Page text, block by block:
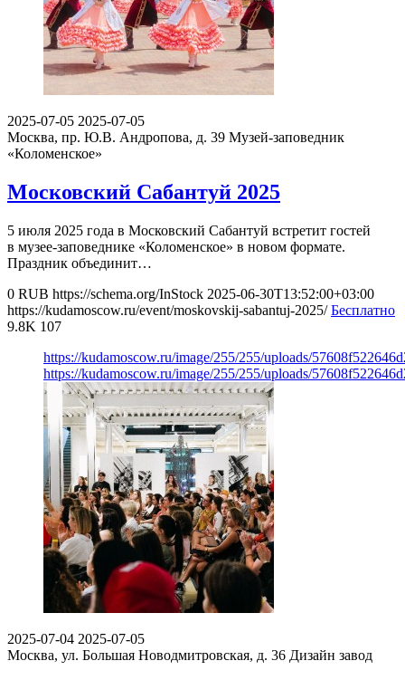
2025-07-05 2025-07-05
Москва, пр. Ю.В. Андропова, д. 39 Музей-заповедник
«Коломенское»
Московский Сабантуй 2025
5 июля 2025 года в Московский Сабантуй встретит гостей
в музее-заповеднике «Коломенское» в новом формате.
Праздник объединит…
0 RUB https://schema.org/InStock 2025-06-30T13:52:00+03:00
https://kudamoscow.ru/event/moskovskij-sabantuj-2025/ Бесплатно
9.8K 107
https://kudamoscow.ru/image/255/255/uploads/
https://kudamoscow.ru/image/255/255/uploads/
2025-07-04 2025-07-05
Москва, ул. Большая Новодмитровская, д. 36 Дизайн завод